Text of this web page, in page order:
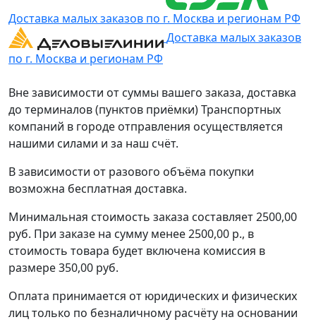
Доставка малых заказов по г. Москва и регионам РФ
Доставка малых заказов
по г. Москва и регионам РФ
Вне зависимости от суммы вашего заказа, доставка
до терминалов (пунктов приёмки) Транспортных
компаний в городе отправления осуществляется
нашими силами и за наш счёт.
В зависимости от разового объёма покупки
возможна бесплатная доставка.
Минимальная стоимость заказа составляет 2500,00
руб. При заказе на сумму менее 2500,00 р., в
стоимость товара будет включена комиссия в
размере 350,00 руб.
Оплата принимается от юридических и физических
лиц только по безналичному расчёту на основании